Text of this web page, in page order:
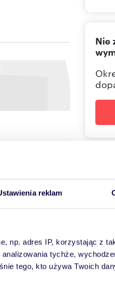
reklam
np. adres IP, korzystając z
tychże,
tego, kto używa Twoich
Łodzi przy ul.
Nie